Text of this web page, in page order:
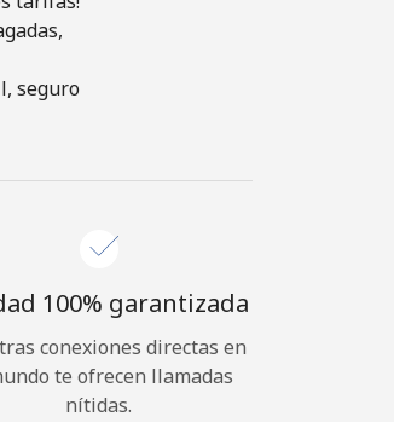
seguro
100% garantizada
conexiones directas en
te ofrecen llamadas
nítidas.